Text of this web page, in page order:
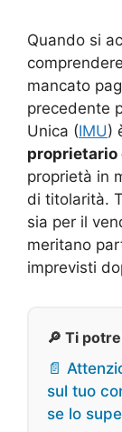
Quando si
mancato
precedente
Unica (IMU)
proprietario
proprietà in
di titolarità.
sia per il
meritano
imprevisti
🔎 Ti
📄
sul tuo
se lo